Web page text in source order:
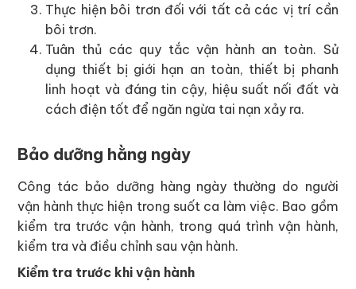
Thực hiện bôi trơn đối với tất cả các vị trí cần
bôi trơn.
Tuân thủ các quy tắc vận hành an toàn. Sử
dụng thiết bị giới hạn an toàn, thiết bị phanh
linh hoạt và đáng tin cậy, hiệu suất nối đất và
cách điện tốt để ngăn ngừa tai nạn xảy ra.
Bảo dưỡng hằng ngày
Công tác bảo dưỡng hàng ngày thường do người
vận hành thực hiện trong suốt ca làm việc. Bao gồm
kiểm tra trước vận hành, trong quá trình vận hành,
kiểm tra và điều chỉnh sau vận hành.
Kiểm tra trước khi vận hành